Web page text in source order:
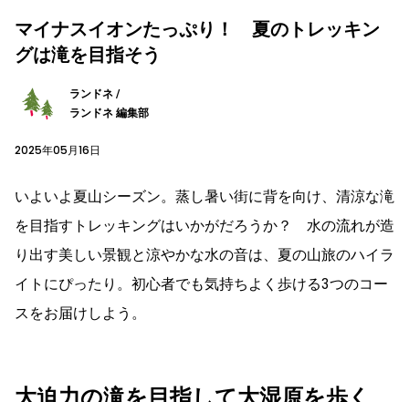
マイナスイオンたっぷり！ 夏のトレッキン
グは滝を目指そう
ランドネ /
ランドネ 編集部
2025年05月16日
いよいよ夏山シーズン。蒸し暑い街に背を向け、清涼な滝
を目指すトレッキングはいかがだろうか？ 水の流れが造
り出す美しい景観と涼やかな水の音は、夏の山旅のハイラ
イトにぴったり。初心者でも気持ちよく歩ける3つのコー
スをお届けしよう。